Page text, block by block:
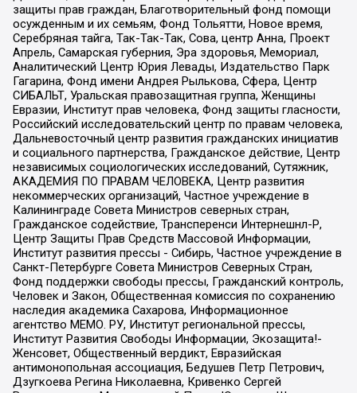
защиты прав граждан, Благотворительный фонд помощи
осужденным и их семьям, Фонд Тольятти, Новое время,
Серебряная тайга, Так-Так-Так, Сова, центр Анна, Проект
Апрель, Самарская губерния, Эра здоровья, Мемориал,
Аналитический Центр Юрия Левады, Издательство Парк
Гагарина, Фонд имени Андрея Рылькова, Сфера, Центр
СИБАЛЬТ, Уральская правозащитная группа, Женщины
Евразии, Институт прав человека, Фонд защиты гласности,
Российский исследовательский центр по правам человека,
Дальневосточный центр развития гражданских инициатив
и социального партнерства, Гражданское действие, Центр
независимых социологических исследований, Сутяжник,
АКАДЕМИЯ ПО ПРАВАМ ЧЕЛОВЕКА, Центр развития
некоммерческих организаций, Частное учреждение в
Калининграде Совета Министров северных стран,
Гражданское содействие, Трансперенси Интернешнл-Р,
Центр Защиты Прав Средств Массовой Информации,
Институт развития прессы - Сибирь, Частное учреждение в
Санкт-Петербурге Совета Министров Северных Стран,
Фонд поддержки свободы прессы, Гражданский контроль,
Человек и Закон, Общественная комиссия по сохранению
наследия академика Сахарова, Информационное
агентство МЕМО. РУ, Институт региональной прессы,
Институт Развития Свободы Информации, Экозащита!-
Женсовет, Общественный вердикт, Евразийская
антимонопольная ассоциация, Бедушев Петр Петрович,
Дзугкоева Регина Николаевна, Кривенко Сергей